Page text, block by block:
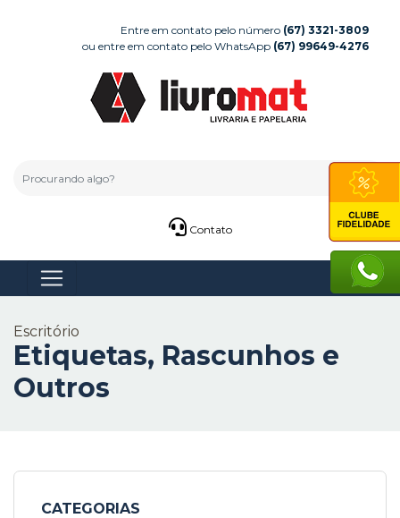
Entre em contato pelo número (67) 3321-3809
ou entre em contato pelo WhatsApp (67) 99649-4276
Contato
Escritório
Etiquetas, Rascunhos e
Outros
CATEGORIAS